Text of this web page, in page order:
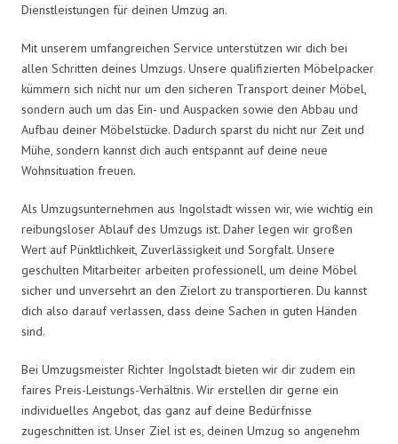
Dienstleistungen für deinen Umzug an.
Mit unserem umfangreichen Service unterstützen wir dich bei
allen Schritten deines Umzugs. Unsere qualifizierten Möbelpacker
kümmern sich nicht nur um den sicheren Transport deiner Möbel,
sondern auch um das Ein- und Auspacken sowie den Abbau und
Aufbau deiner Möbelstücke. Dadurch sparst du nicht nur Zeit und
Mühe, sondern kannst dich auch entspannt auf deine neue
Wohnsituation freuen.
Als Umzugsunternehmen aus Ingolstadt wissen wir, wie wichtig ein
reibungsloser Ablauf des Umzugs ist. Daher legen wir großen
Wert auf Pünktlichkeit, Zuverlässigkeit und Sorgfalt. Unsere
geschulten Mitarbeiter arbeiten professionell, um deine Möbel
sicher und unversehrt an den Zielort zu transportieren. Du kannst
dich also darauf verlassen, dass deine Sachen in guten Händen
sind.
Bei Umzugsmeister Richter Ingolstadt bieten wir dir zudem ein
faires Preis-Leistungs-Verhältnis. Wir erstellen dir gerne ein
individuelles Angebot, das ganz auf deine Bedürfnisse
zugeschnitten ist. Unser Ziel ist es, deinen Umzug so angenehm